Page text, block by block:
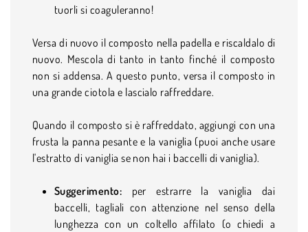
tuorli si coaguleranno!
Versa di nuovo il composto nella padella e riscaldalo di
nuovo. Mescola di tanto in tanto finché il composto
non si addensa. A questo punto, versa il composto in
una grande ciotola e lascialo raffreddare.
Quando il composto si è raffreddato, aggiungi con una
frusta la panna pesante e la vaniglia (puoi anche usare
l'estratto di vaniglia se non hai i baccelli di vaniglia).
Suggerimento: per estrarre la vaniglia dai
baccelli, tagliali con attenzione nel senso della
lunghezza con un coltello affilato (o chiedi a